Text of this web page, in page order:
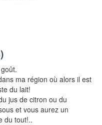
)
ma région où alors il est
du lait!
jus de citron ou du
et vous aurez un
du tout!..